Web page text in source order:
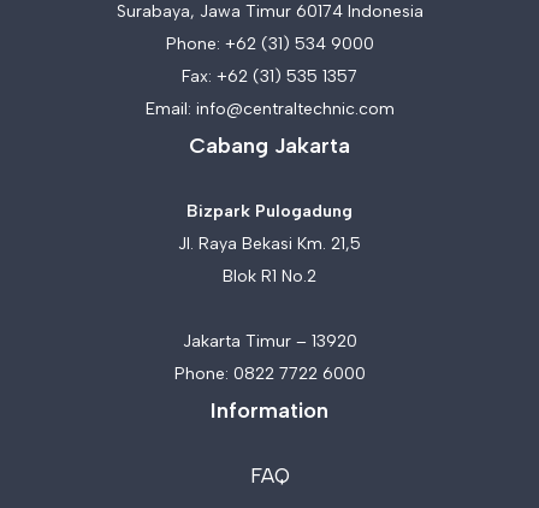
Surabaya, Jawa Timur 60174 Indonesia
Phone: +62 (31) 534 9000
Fax: +62 (31) 535 1357
Email: info@centraltechnic.com
Cabang Jakarta
Bizpark Pulogadung
Jl. Raya Bekasi Km. 21,5
Blok R1 No.2
Jakarta Timur – 13920
Phone: 0822 7722 6000
Information
FAQ